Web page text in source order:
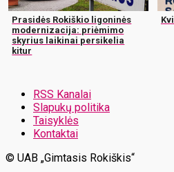
Prasidės Rokiškio ligoninės
modernizacija: priėmimo
skyrius laikinai persikelia
kitur
RSS Kanalai
Slapukų politika
Taisyklės
Kontaktai
© UAB „Gimtasis Rokiškis“